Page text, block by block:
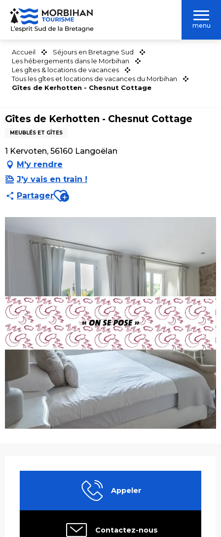
Aller
contenu
menu
Accueil
Séjours en Bretagne Sud
Les hébergements dans le Morbihan
Les gîtes & locations de vacances
Tous les gîtes et locations de vacances du Morbihan
Gîtes de Kerhotten - Chesnut Cottage
Gîtes de Kerhotten - Chesnut Cottage
MEUBLÉS ET GÎTES
1 Kervoten, 56160 Langoëlan
M'y rendre
J'y vais en train !
PartagerAjouter aux favoris
Appeler
Contactez-nous